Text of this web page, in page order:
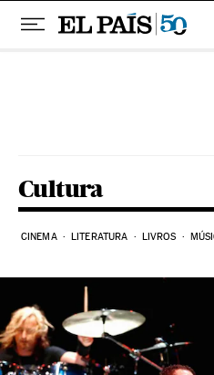
Cultura
CINEMA LITERATURA LIVROS